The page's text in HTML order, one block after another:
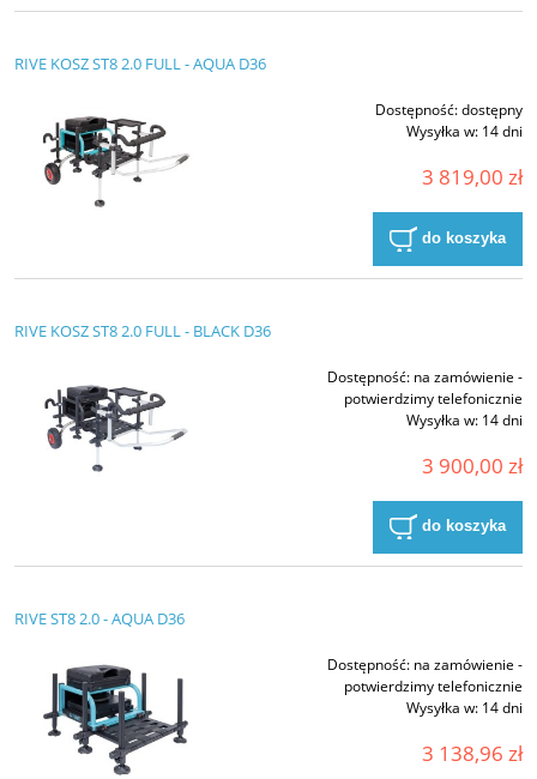
RIVE KOSZ ST8 2.0 FULL - AQUA D36
Dostępność:dostępny
Wysyłka w: 14 dni
3 819,00 zł
do koszyka
RIVE KOSZ ST8 2.0 FULL - BLACK D36
Dostępność: na zamówienie -
potwierdzimy telefonicznie
Wysyłka w: 14 dni
3 900,00 zł
do koszyka
RIVE ST8 2.0 - AQUA D36
Dostępność: na zamówienie -
potwierdzimy telefonicznie
Wysyłka w: 14 dni
3 138,96 zł